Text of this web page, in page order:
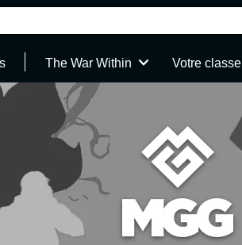
The War Within Votre classe